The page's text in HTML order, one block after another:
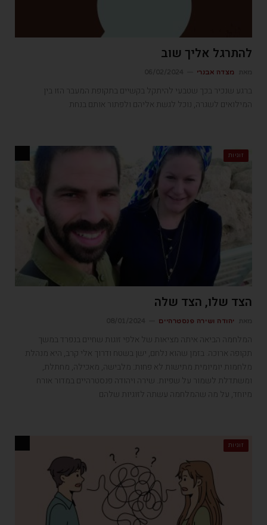
להתרגל אליך שוב
מצדה אבנרי
ברגע שנכיר בכך שטבעי להיתקל בקשיים בתקופת המעבר הזו בין
המילואים לשגרה, נוכל לגשת אליהם ולפתור אותם בנחת
זוגיות
הצד שלו, הצד שלה
יהודה ושירה פנסטרהיים
המלחמה הביאה איתה מציאות של אלפי זוגות שחיים בנפרד במשך
תקופה ארוכה. בזמן שהוא נלחם, ישן בשטח ודרוך אלי קרב, היא מנהלת
מלחמות יומיומית מתישות לא פחות: מלבישה, מאכילה, מחתלת,
ומשתדלת לשמור על שפיות. שירה ויהודה פנסטרהיים במדור אורח
מיוחד, על מה שהמלחמה עשתה לזוגיות שלהם
זוגיות